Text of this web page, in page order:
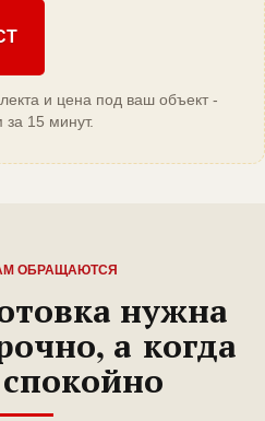
и цена под ваш объект -
за 15 минут.
ОБРАЩАЮТСЯ
нужна
а когда